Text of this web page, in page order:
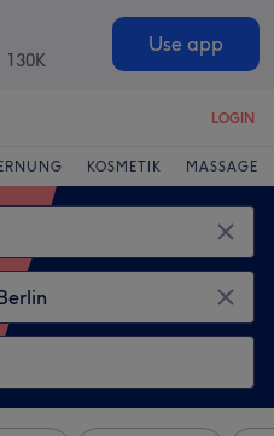
130K
Use app
LOGIN
KOSMETIK MASSAGE